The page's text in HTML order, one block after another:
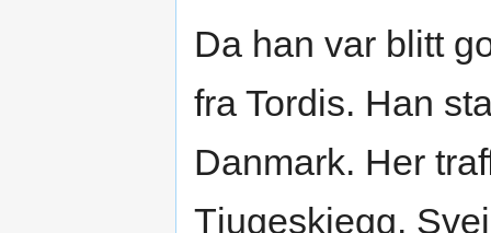
Da han var blitt
fra Tordis. Han
Danmark. Her
Tjugeskjegg.